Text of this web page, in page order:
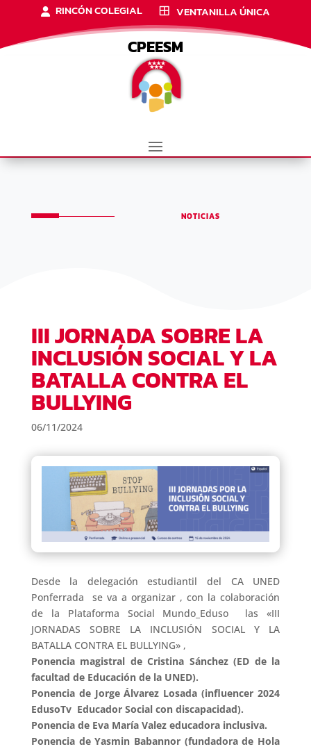
RINCÓN COLEGIAL VENTANILLA ÚNICA
CPEESM
NOTICIAS
III JORNADA SOBRE LA
INCLUSIÓN SOCIAL Y LA
BATALLA CONTRA EL
BULLYING
06/11/2024
Desde la delegación estudiantil del CA UNED
Ponferrada se va a organizar , con la colaboración
de la Plataforma Social Mundo_Eduso las «III
JORNADAS SOBRE LA INCLUSIÓN SOCIAL Y LA
BATALLA CONTRA EL BULLYING» ,
Ponencia magistral de Cristina Sánchez (ED de la
facultad de Educación de la UNED).
Ponencia de Jorge Álvarez Losada (influencer 2024
EdusoTv Educador Social con discapacidad).
Ponencia de Eva María Valez educadora inclusiva.
Ponencia de Yasmin Babannor (fundadora de Hola